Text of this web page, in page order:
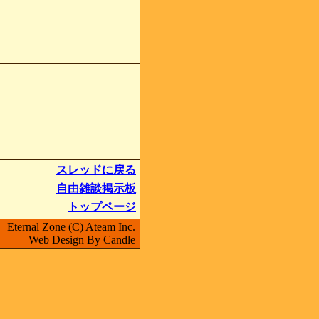
スレッドに戻る
自由雑談掲示板
トップページ
Eternal Zone (C) Ateam Inc.
Web Design By Candle